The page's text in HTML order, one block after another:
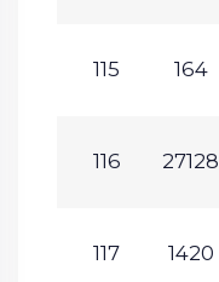
115 164
116 27128
117 1420